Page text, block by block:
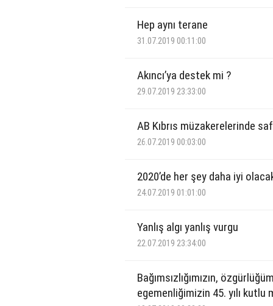
Hep aynı terane
31.07.2019 00:11:00
Akıncı’ya destek mi ?
29.07.2019 23:33:00
AB Kıbrıs müzakerelerinde saf
26.07.2019 00:03:00
2020’de her şey daha iyi
24.07.2019 01:01:00
Yanlış algı yanlış vurgu
22.07.2019 23:34:00
Bağımsızlığımızın,
egemenliğimizin 45. yılı kutlu